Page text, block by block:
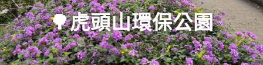
🌳虎頭山環保公園